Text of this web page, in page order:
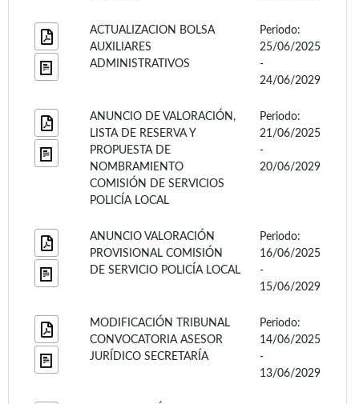
ACTUALIZACION BOLSA
AUXILIARES
ADMINISTRATIVOS
Periodo:
25/06/2025
-
24/06/2029
ANUNCIO DE VALORACIÓN,
LISTA DE RESERVA Y
PROPUESTA DE
NOMBRAMIENTO
COMISIÓN DE SERVICIOS
POLICÍA LOCAL
Periodo:
21/06/2025
-
20/06/2029
ANUNCIO VALORACIÓN
PROVISIONAL COMISIÓN
DE SERVICIO POLICÍA LOCAL
Periodo:
16/06/2025
-
15/06/2029
MODIFICACIÓN TRIBUNAL
CONVOCATORIA ASESOR
JURÍDICO SECRETARÍA
Periodo:
14/06/2025
-
13/06/2029